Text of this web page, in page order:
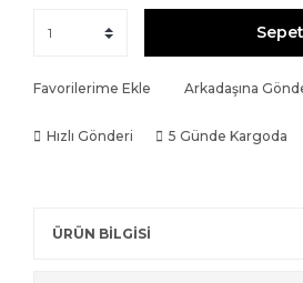
Favorilerime Ekle Arkadaşına
Hızlı Gönderi 5 Günde Kargoda
ÜRÜN BİLGİSİ